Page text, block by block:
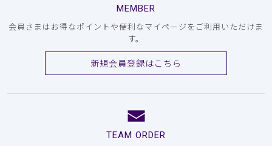
MEMBER
会員さまはお得なポイントや便利なマイページをご利用いただけま
す。
新規会員登録はこちら
TEAM ORDER